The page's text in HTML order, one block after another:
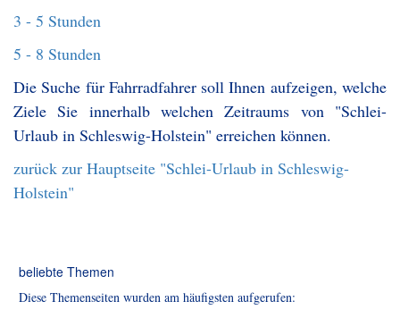
3 - 5 Stunden
5 - 8 Stunden
Die Suche für Fahrradfahrer soll Ihnen aufzeigen, welche
Ziele Sie innerhalb welchen Zeitraums von "Schlei-
Urlaub in Schleswig-Holstein" erreichen können.
zurück zur Hauptseite "Schlei-Urlaub in Schleswig-
Holstein"
beliebte Themen
Diese Themenseiten wurden am häufigsten aufgerufen: